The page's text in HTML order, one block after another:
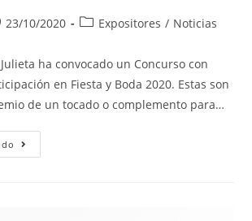
23/10/2020 Expositores / Noticias
ha convocado un Concurso con
en Fiesta y Boda 2020. Estas son
de un tocado o complemento para…